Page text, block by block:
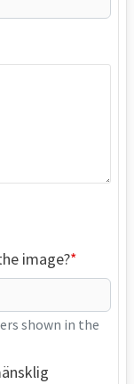
image?
shown in the